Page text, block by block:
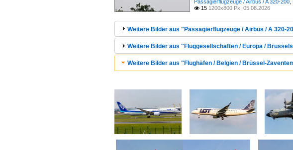
Passagierflugzeuge / Airbus / A 320-200
 15 1200x800 Px, 05.08.2026
Weitere Bilder aus "Passagierflugzeuge / Airbus / A 320-
Weitere Bilder aus "Fluggesellschaften / Europa /
Weitere Bilder aus "Flughäfen / Belgien / Brüssel-